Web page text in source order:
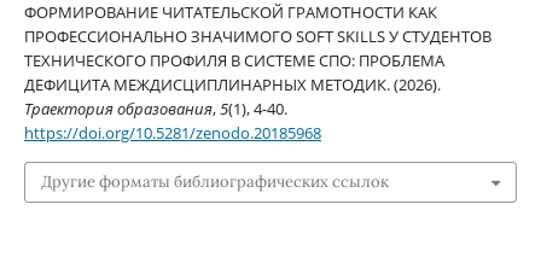
ФОРМИРОВАНИЕ ЧИТАТЕЛЬСКОЙ ГРАМОТНОСТИ КАК
ПРОФЕССИОНАЛЬНО ЗНАЧИМОГО SOFT SKILLS У СТУДЕНТОВ
ТЕХНИЧЕСКОГО ПРОФИЛЯ В СИСТЕМЕ СПО: ПРОБЛЕМА
ДЕФИЦИТА МЕЖДИСЦИПЛИНАРНЫХ МЕТОДИК. (2026).
Траектория образования,5(1), 4-40.
https://doi.org/10.5281/zenodo.20185968
Другие форматы библиографических ссылок